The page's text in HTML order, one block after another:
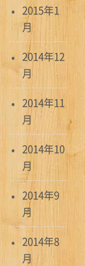
2015年1
月
2014年12
月
2014年11
月
2014年10
月
2014年9
月
2014年8
月